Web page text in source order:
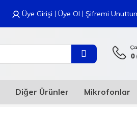
Üye Girişi | Üye Ol | Şifremi
Diğer Ürünler Mikrofonlar